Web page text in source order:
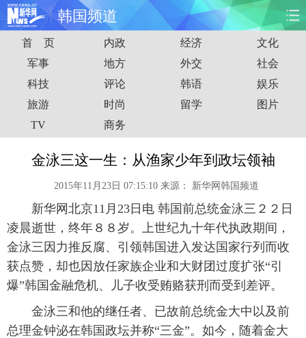
韩国频道
首页 时政 国际 财经
娱乐 体育 人事 教育
时尚 思客
港澳 台湾 华人 汽车
能源 房产 公司
图片 视频 彩票 食品
旅游 健康 信息化 数据
金融 公益 军事 无人机
富媒体 摄影 新华广播
首 页 内政 经济
文化
军事
地方 外交
社会
科技
评论 韩语
娱乐
旅游
时尚 留学
图片
TV
商务
金泳三这一生：从渔家少年到政坛领袖
2015年11月23日 07:15:10 来源： 新华网韩国频道
新华网北京11月23日电 韩国前总统金泳三２２日
凌晨逝世，终年８８岁。上世纪九十年代执政期间，
金泳三因力推反腐、引领韩国进入发达国家行列而收
获点赞，却也因放任家族企业和大财团过度扩张“引
爆”韩国金融危机、儿子收受贿赂获刑而受到差评。
金泳三和他的继任者、已故前总统金大中以及前
总理金钟泌在韩国政坛并称“三金”。如今，随着金大